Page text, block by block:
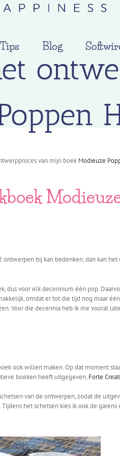
Blog
van mijn boek Modieuze
bij kan bedenken, dan kan
voor elk decennium één pop.
omdat er tot die tijd nog maar
Voor die decennia heb ik me vooral
ook willen maken. Op dat moment
boeken heeft uitgegeven, Forte
van de ontwerpen, zodat de
het schetsen kies ik ook de